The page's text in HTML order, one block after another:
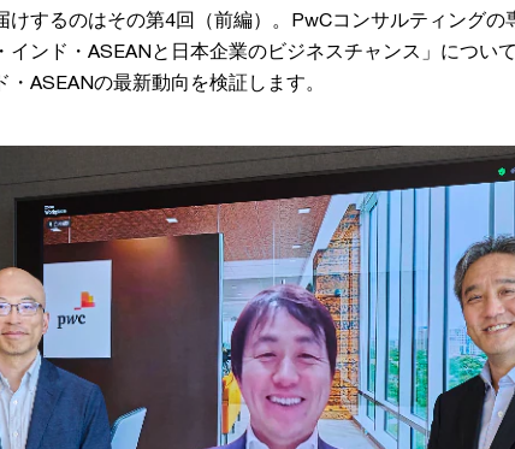
けするのはその第4回（前編）。PwCコンサルティングの
インド・ASEANと日本企業のビジネスチャンス」につい
ASEANの最新動向を検証します。